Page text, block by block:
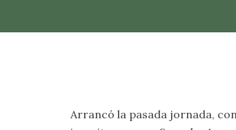
Arrancó la pasada jornada,